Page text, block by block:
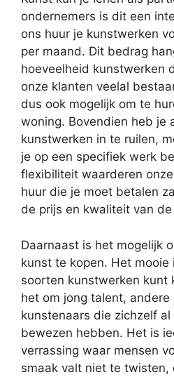
ondernemers is dit een
ons huur je kunstwerken
per maand. Dit bedrag
hoeveelheid kunstwerken
onze klanten veelal
dus ook mogelijk om te
woning. Bovendien heb je
kunstwerken in te ruilen,
je op een specifiek werk
flexibiliteit waarderen
huur die je moet betalen
de prijs en kwaliteit van
Daarnaast is het mogelijk
kunst te kopen. Het mooie
soorten kunstwerken kunt
het om jong talent,
kunstenaars die zichzelf al
bewezen hebben. Het is
verrassing waar mensen
smaak valt niet te twisten,